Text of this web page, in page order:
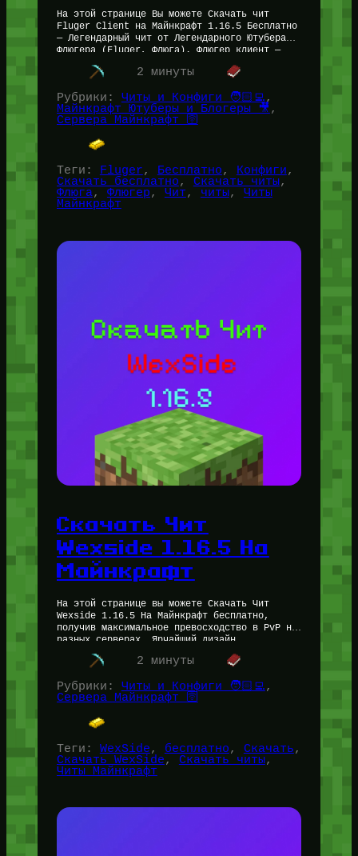
На этой странице Вы можете Скачать чит
Fluger Client на Майнкрафт 1.16.5 Бесплатно
— Легендарный чит от Легендарного Ютубера
Флюгера (Fluger, Флюга). Флюгер клиент —
невероятно дерзкое решение как по…
2 минуты
Рубрики: Читы и Конфиги 🧑🏻‍💻
Майнкрафт Ютуберы и Блогеры 🎥
Сервера Майнкрафт 🛜
Теги: Fluger, Бесплатно, Конфиги
Скачать бесплатно, Скачать читы
Флюга, Флюгер, Чит, читы, Читы
Майнкрафт
Скачать Чит
Wexside 1.16.5 На
Майнкрафт
На этой странице вы можете Скачать Чит
Wexside 1.16.5 На Майнкрафт бесплатно,
получив максимальное превосходство в PvP на
разных серверах. Ярчайший дизайн,
великолепные функции, лаконичное название,
множество уникальных фишек —…
2 минуты
Рубрики: Читы и Конфиги 🧑🏻‍💻
Сервера Майнкрафт 🛜
Теги: WexSide, бесплатно, Скачать
Скачать WexSide, Скачать читы
Читы Майнкрафт